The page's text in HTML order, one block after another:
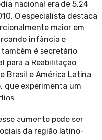
nacional era de 5,24
O especialista destaca
maior em
infância e
é secretário
para a Reabilitação
Brasil e América Latina
que experimenta um
aumento pode ser
da região latino-